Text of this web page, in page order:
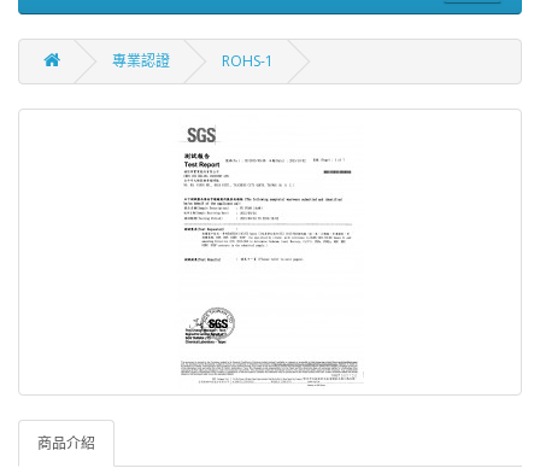
專業認證 ROHS-1
商品介紹